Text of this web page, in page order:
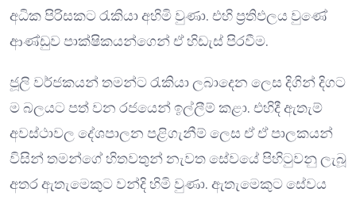
අධික පිරිසකට රැකියා අහිමි වුණා. එහි ප්‍රතිඵලය වුණේ
ආණ්ඩුව පාක්ෂිකයන්ගෙන් ඒ හිඩැස් පිරවීම.
ජූලි වර්ජකයන් තමන්ට රැකියා ලබාදෙන ලෙස දිගින් දිගට
ම බලයට පත් වන රජයෙන් ඉල්ලීම් කළා. එහිදී ඇතැම්
අවස්ථාවල දේශපාලන පළිගැනීම් ලෙස ඒ ඒ පාලකයන්
විසින් තමන්ගේ හිතවතුන් නැවත සේවයේ පිහිටුවනු ලැබූ
අතර ඇතැමෙකුට වන්දි හිමි වුණා. ඇතැමෙකුට සේවය